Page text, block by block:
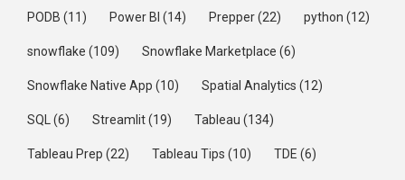
PODB (11) Power BI (14) Prepper(22) python (12)
snowflake (109) Snowflake Marketplace (6)
Snowflake Native App (10) Spatial Analytics (12)
SQL(6) Streamlit(19) Tableau (134)
Tableau Prep (22) Tableau Tips (10) TDE (6)